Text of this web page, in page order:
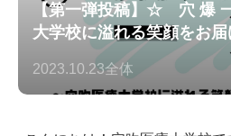
【第一弾投稿】☆ 穴
大学校に溢れる笑顔をお届
2023.10.23全体